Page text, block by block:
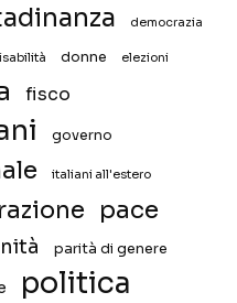
democrazia
donne elezioni
fisco
governo
italiani all'estero
pace
parità di genere
politica